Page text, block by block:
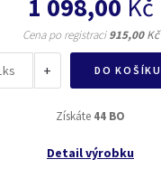
1 098,00 Kč
Cena po registraci915,00Kč
ks + DO KOŠÍKU
Získáte 44 BO
Detail výrobku